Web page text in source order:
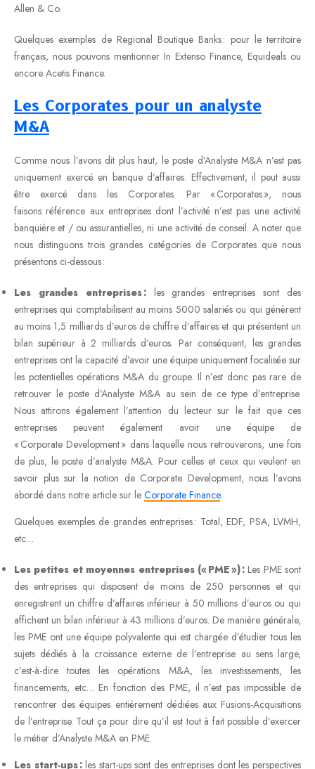
Allen & Co.
Quelques exemples de Regional Boutique Banks : pour le territoire
français, nous pouvons mentionner In Extenso Finance, Equideals ou
encore Acetis Finance.
Les Corporates pour un analyste
M&A
Comme nous l’avons dit plus haut, le poste d’Analyste M&A n’est pas
uniquement exercé en banque d’affaires. Effectivement, il peut aussi
être exercé dans les Corporates. Par « Corporates », nous
faisons référence aux entreprises dont l’activité n’est pas une activité
banquière et / ou assurantielles, ni une activité de conseil. A noter que
nous distinguons trois grandes catégories de Corporates que nous
présentons ci-dessous :
Les grandes entreprises :les grandes entreprises sont des
entreprises qui comptabilisent au moins 5000 salariés ou qui génèrent
au moins 1,5 milliards d’euros de chiffre d’affaires et qui présentent un
bilan supérieur à 2 milliards d’euros. Par conséquent, les grandes
entreprises ont la capacité d’avoir une équipe uniquement focalisée sur
les potentielles opérations M&A du groupe. Il n’est donc pas rare de
retrouver le poste d’Analyste M&A au sein de ce type d’entreprise.
Nous attirons également l’attention du lecteur sur le fait que ces
entreprises peuvent également avoir une équipe de
« Corporate Development » dans laquelle nous retrouverons, une fois
de plus, le poste d’analyste M&A. Pour celles et ceux qui veulent en
savoir plus sur la notion de Corporate Development, nous l’avons
abordé dans notre article sur le Corporate Finance.
Quelques exemples de grandes entreprises : Total, EDF, PSA, LVMH,
etc…
Les petites et moyennes entreprises (« PME ») :Les PME sont
des entreprises qui disposent de moins de 250 personnes et qui
enregistrent un chiffre d’affaires inférieur à 50 millions d’euros ou qui
affichent un bilan inférieur à 43 millions d’euros. De manière générale,
les PME ont une équipe polyvalente qui est chargée d’étudier tous les
sujets dédiés à la croissance externe de l’entreprise au sens large,
c’est-à-dire toutes les opérations M&A, les investissements, les
financements, etc… En fonction des PME, il n’est pas impossible de
rencontrer des équipes entièrement dédiées aux Fusions-Acquisitions
de l’entreprise. Tout ça pour dire qu’il est tout à fait possible d’exercer
le métier d’Analyste M&A en PME.
Les start-ups :les start-ups sont des entreprises dont les perspectives